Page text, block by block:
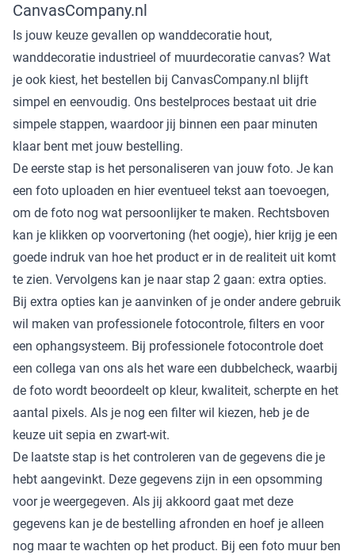
CanvasCompany.nl
Is jouw keuze gevallen op wanddecoratie hout,
wanddecoratie industrieel of muurdecoratie canvas? Wat
je ook kiest, het bestellen bij CanvasCompany.nl blijft
simpel en eenvoudig. Ons bestelproces bestaat uit drie
simpele stappen, waardoor jij binnen een paar minuten
klaar bent met jouw bestelling.
De eerste stap is het personaliseren van jouw foto. Je kan
een foto uploaden en hier eventueel tekst aan toevoegen,
om de foto nog wat persoonlijker te maken. Rechtsboven
kan je klikken op voorvertoning (het oogje), hier krijg je een
goede indruk van hoe het product er in de realiteit uit komt
te zien. Vervolgens kan je naar stap 2 gaan: extra opties.
Bij extra opties kan je aanvinken of je onder andere gebruik
wil maken van professionele fotocontrole, filters en voor
een ophangsysteem. Bij professionele fotocontrole doet
een collega van ons als het ware een dubbelcheck, waarbij
de foto wordt beoordeelt op kleur, kwaliteit, scherpte en het
aantal pixels. Als je nog een filter wil kiezen, heb je de
keuze uit sepia en zwart-wit.
De laatste stap is het controleren van de gegevens die je
hebt aangevinkt. Deze gegevens zijn in een opsomming
voor je weergegeven. Als jij akkoord gaat met deze
gegevens kan je de bestelling afronden en hoef je alleen
nog maar te wachten op het product. Bij een foto muur ben